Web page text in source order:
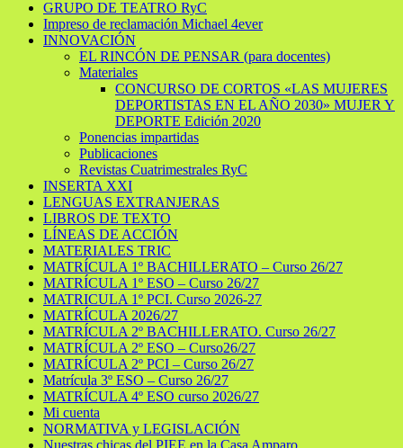
GRUPO DE TEATRO RyC
Impreso de reclamación Michael 4ever
INNOVACIÓN
EL RINCÓN DE PENSAR (para docentes)
Materiales
CONCURSO DE CORTOS «LAS MUJERES
DEPORTISTAS EN EL AÑO 2030» MUJER Y
DEPORTE Edición 2020
Ponencias impartidas
Publicaciones
Revistas Cuatrimestrales RyC
INSERTA XXI
LENGUAS EXTRANJERAS
LIBROS DE TEXTO
LÍNEAS DE ACCIÓN
MATERIALES TRIC
MATRÍCULA 1º BACHILLERATO – Curso 26/27
MATRÍCULA 1º ESO – Curso 26/27
MATRICULA 1º PCI. Curso 2026-27
MATRÍCULA 2026/27
MATRÍCULA 2º BACHILLERATO. Curso 26/27
MATRÍCULA 2º ESO – Curso26/27
MATRÍCULA 2º PCI – Curso 26/27
Matrícula 3º ESO – Curso 26/27
MATRÍCULA 4º ESO curso 2026/27
Mi cuenta
NORMATIVA y LEGISLACIÓN